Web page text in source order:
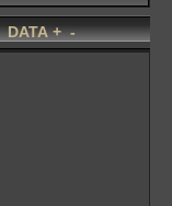
DATA+-